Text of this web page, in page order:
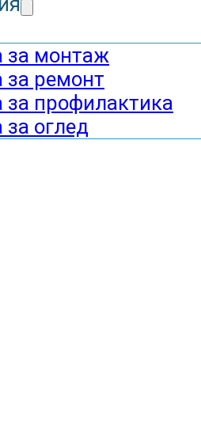
за монтаж
за ремонт
за профилактика
за оглед